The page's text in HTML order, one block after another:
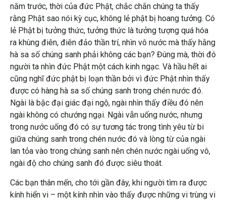
năm trước, thời của đức Phật, chắc chắn chúng ta thấy
rằng Phật sao nói kỳ cục, không lẻ phật bị hoang tưởng. Có
lẻ Phật bị tưởng thức, tưởng thức là tưởng tượng quá hóa
ra khùng điên, điên đảo thần trí, nhìn vô nước mà thấy hằng
hà sa số chúng sanh phải không các bạn? Đúng mà, thời đó
người ta nhìn đức Phật một cách kinh ngạc. Và hầu hết ai
cũng nghĩ đức phật bị loạn thần bởi vì đức Phật nhìn thấy
được có hàng hà sa số chúng sanh trong chén nước đó.
Ngài là bậc đại giác đại ngộ, ngài nhìn thấy điều đó nên
ngài không có chướng ngại. Ngài vẫn uống nước, nhưng
trong nước uống đó có sự tương tác trong tình yêu từ bi
giữa chúng sanh trong chén nước đó và lòng từ của ngài
lan tỏa vào trong chúng sanh nên chén nước ngài uống vô,
ngài độ cho chúng sanh đó được siêu thoát.
Các bạn thân mến, cho tới gần đây, khi người tìm ra được
kính hiển vi – một kính nhìn vào thấy được những vi trùng vi